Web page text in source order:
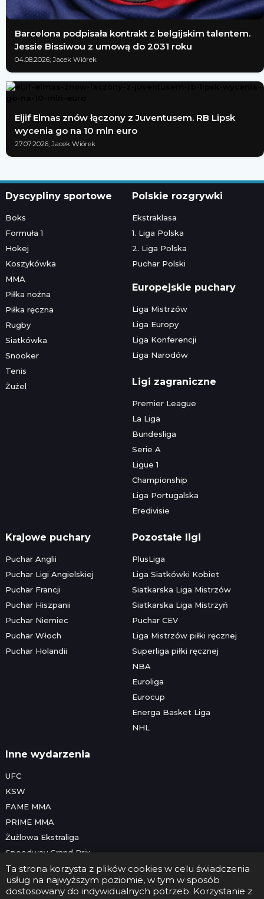
Barcelona podpisała kontrakt z belgijskim talentem.
Jessie Bissiwou z umową do 2031 roku
04.08.2026; Jacek Wiórek
Eljif Elmas znów łączony z Juventusem. RB Lipsk
wycenia go na 10 mln euro
27.07.2026; Jacek Wiórek
Ta strona korzysta z plików cookies w celu świadczenia
usług na najwyższym poziomie, w tym w sposób
dostosowany do indywidualnych potrzeb. Korzystanie z
Dyscypliny sportowe
Boks
Formuła 1
Hokej
Koszykówka
MMA
Piłka nożna
Piłka ręczna
Rugby
Siatkówka
Snooker
Tenis
Żużel
Polskie rozgrywki
Ekstraklasa
1. Liga Polska
2. Liga Polska
Puchar Polski
Europejskie puchary
Liga Mistrzów
Liga Europy
Liga Konferencji
Liga Narodów
Ligi zagraniczne
Premier League
La Liga
Bundesliga
Serie A
Ligue 1
Championship
Liga Portugalska
Eredivisie
Krajowe puchary
Puchar Anglii
Puchar Ligi Angielskiej
Puchar Francji
Puchar Hiszpanii
Puchar Niemiec
Puchar Włoch
Puchar Holandii
Pozostałe ligi
PlusLiga
Liga Siatkówki Kobiet
Siatkarska Liga Mistrzów
Siatkarska Liga Mistrzyń
Puchar CEV
Liga Mistrzów piłki ręcznej
Superliga piłki ręcznej
NBA
Euroliga
Eurocup
Energa Basket Liga
NHL
Inne wydarzenia
UFC
KSW
FAME MMA
PRIME MMA
Żużlowa Ekstraliga
Speedway Grand Prix
Skoki narciarskie